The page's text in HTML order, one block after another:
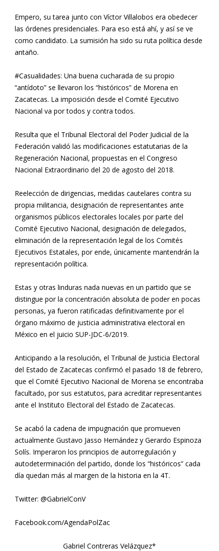
Empero, su tarea junto con Víctor Villalobos era obedecer
las órdenes presidenciales. Para eso está ahí, y así se ve
como candidato. La sumisión ha sido su ruta política desde
antaño.
#Casualidades: Una buena cucharada de su propio
“antídoto” se llevaron los “históricos” de Morena en
Zacatecas. La imposición desde el Comité Ejecutivo
Nacional va por todos y contra todos.
Resulta que el Tribunal Electoral del Poder Judicial de la
Federación validó las modificaciones estatutarias de la
Regeneración Nacional, propuestas en el Congreso
Nacional Extraordinario del 20 de agosto del 2018.
Reelección de dirigencias, medidas cautelares contra su
propia militancia, designación de representantes ante
organismos públicos electorales locales por parte del
Comité Ejecutivo Nacional, designación de delegados,
eliminación de la representación legal de los Comités
Ejecutivos Estatales, por ende, únicamente mantendrán la
representación política.
Estas y otras linduras nada nuevas en un partido que se
distingue por la concentración absoluta de poder en pocas
personas, ya fueron ratificadas definitivamente por el
órgano máximo de justicia administrativa electoral en
México en el juicio SUP-JDC-6/2019.
Anticipando a la resolución, el Tribunal de Justicia Electoral
del Estado de Zacatecas confirmó el pasado 18 de febrero,
que el Comité Ejecutivo Nacional de Morena se encontraba
facultado, por sus estatutos, para acreditar representantes
ante el Instituto Electoral del Estado de Zacatecas.
Se acabó la cadena de impugnación que promueven
actualmente Gustavo Jasso Hernández y Gerardo Espinoza
Solís. Imperaron los principios de autorregulación y
autodeterminación del partido, donde los “históricos” cada
día quedan más al margen de la historia en la 4T.
Twitter: @GabrielConV
Facebook.com/AgendaPolZac
Gabriel Contreras Velázquez*